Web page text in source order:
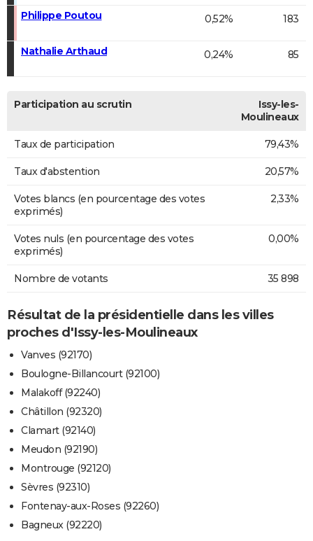
Philippe Poutou 0,52% 183
Nathalie Arthaud 0,24% 85
Participation au scrutin
Issy-les-
Moulineaux
Taux de participation 79,43%
Taux d'abstention 20,57%
Votes blancs (en pourcentage des votes
exprimés)
2,33%
Votes nuls (en pourcentage des votes
exprimés)
0,00%
Nombre de votants 35 898
Résultat de la présidentielle dans les villes
proches d'Issy-les-Moulineaux
Vanves (92170)
Boulogne-Billancourt (92100)
Malakoff (92240)
Châtillon (92320)
Clamart (92140)
Meudon (92190)
Montrouge (92120)
Sèvres (92310)
Fontenay-aux-Roses (92260)
Bagneux (92220)